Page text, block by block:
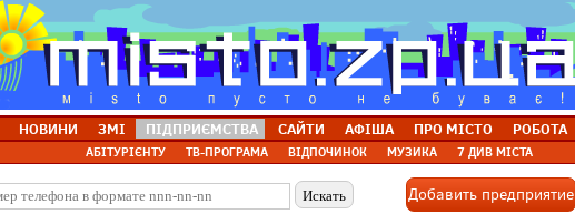
НОВИНИ ЗМІ ПІДПРИЄМСТВА САЙТИ АФІША ПРО МІСТО РОБОТА
АБІТУРІЄНТУ ТВ-ПРОГРАМА ВІДПОЧИНОК МУЗИКА 7 ДИВ МІСТА
Добавить предприятие